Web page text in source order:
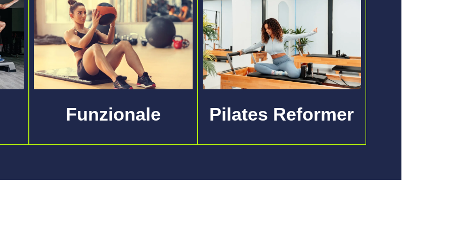
Funzionale Pilates Reformer